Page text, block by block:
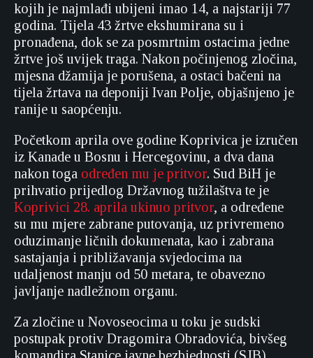
kojih je najmlađi ubijeni imao 14, a najstariji 77
godina. Tijela 43 žrtve ekshumirana su i
pronađena, dok se za posmrtnim ostacima jedne
žrtve još uvijek traga. Nakon počinjenog zločina,
mjesna džamija je porušena, a ostaci bačeni na
tijela žrtava na deponiji Ivan Polje, objašnjeno je
ranije u saopćenju.
Početkom aprila ove godine Koprivica je izručen
iz Kanade u Bosnu i Hercegovinu, a dva dana
nakon toga određen mu je pritvor. Sud BiH je
prihvatio prijedlog Državnog tužilaštva te je
Koprivici 28. aprila ukinuo pritvor, a određene
su mu mjere zabrane putovanja, uz privremeno
oduzimanje ličnih dokumenata, kao i zabrana
sastajanja i približavanja svjedocima na
udaljenost manju od 50 metara, te obavezno
javljanje nadležnom organu.
Za zločine u Novoseocima u toku je sudski
postupak protiv Dragomira Obradovića, bivšeg